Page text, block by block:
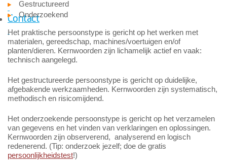
Contact
Gestructureerd
Onderzoekend
Het praktische persoonstype is gericht op het werken met
materialen, gereedschap, machines/voertuigen en/of
planten/dieren. Kernwoorden zijn lichamelijk actief en vaak:
technisch aangelegd.
Het gestructureerde persoonstype is gericht op duidelijke,
afgebakende werkzaamheden. Kernwoorden zijn systematisch,
methodisch en risicomijdend.
Het onderzoekende persoonstype is gericht op het verzamelen
van gegevens en het vinden van verklaringen en oplossingen.
Kernwoorden zijn observerend, analyserend en logisch
redenerend. (Tip: onderzoek jezelf; doe de gratis
persoonlijkheidstest!)